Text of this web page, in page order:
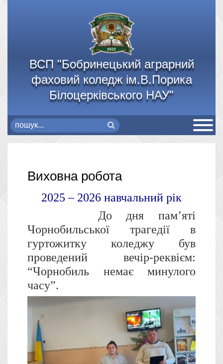
ВСП "Бобринецький аграрний
фаховий коледж ім.В.Порика
Білоцерківського НАУ"
Виховна робота
2025 – 2026 навчальний рік
До дня пам’яті
Чорнобильської трагедії в
гуртожитку коледжу був
проведений вечір-реквієм:
“Чорнобиль немає минулого
часу”.